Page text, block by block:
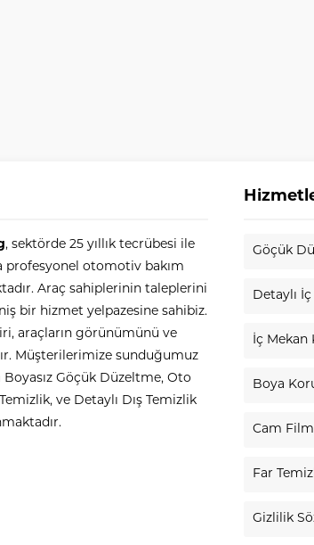
, sektörde 25 yıllık tecrübesi ile
profesyonel otomotiv bakım
Araç sahiplerinin taleplerini
bir hizmet yelpazesine sahibiz.
araçların görünümünü ve
Müşterilerimize sunduğumuz
Boyasız Göçük Düzeltme, Oto
ve Detaylı Dış Temizlik
Göçük
Detaylı
İç Mekan
Boya
Cam
Far
Gizlilik